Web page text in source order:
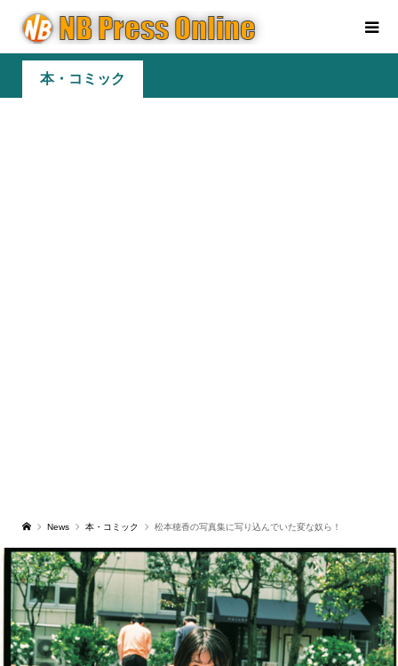
本・コミック
News 本・コミック 松本穂香の写真集に写り込んでいた変な奴ら！